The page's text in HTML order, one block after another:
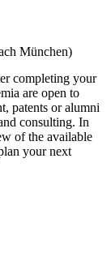
München)
completing your
are open to
patents or alumni
consulting. In
of the available
your next